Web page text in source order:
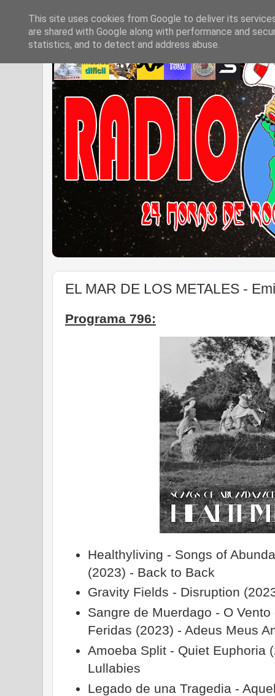
EL MAR DE LOS METALES -
Programa 796:
Healthyliving - Songs of
(2023) - Back to Back
Gravity Fields - Disruption
Sangre de Muerdago - O
Feridas (2023) - Adeus Meus
Amoeba Split - Quiet Euphoria
Lullabies
Legado de una Tragedia -
This site uses cookies from Google to deliver its
are shared with Google along with performance and
statistics, and to detect and address abuse.